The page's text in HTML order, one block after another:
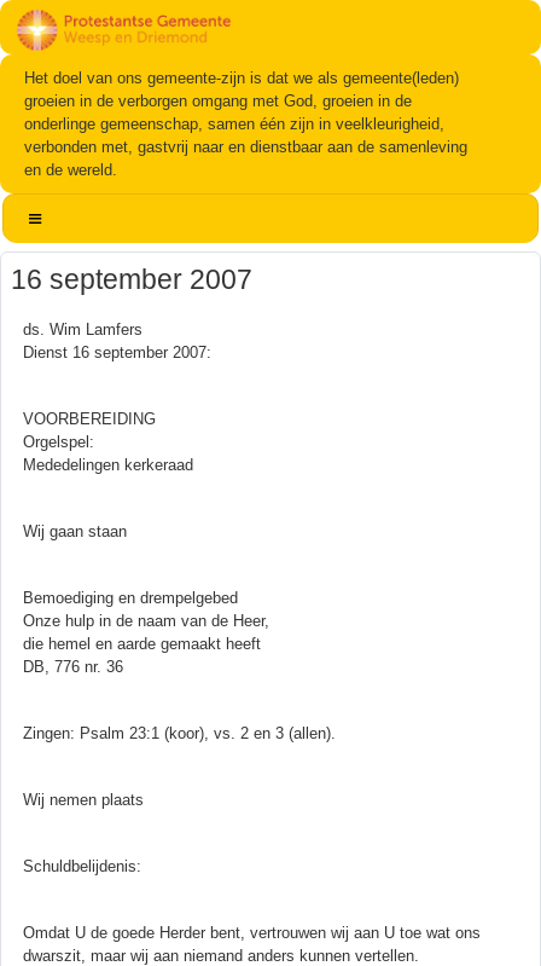
Het doel van ons gemeente-zijn is dat we als gemeente(leden)
groeien in de verborgen omgang met God, groeien in de
onderlinge gemeenschap, samen één zijn in veelkleurigheid,
verbonden met, gastvrij naar en dienstbaar aan de samenleving
en de wereld.
16 september 2007
ds. Wim Lamfers
Dienst 16 september 2007:
VOORBEREIDING
Orgelspel:
Mededelingen kerkeraad
Wij gaan staan
Bemoediging en drempelgebed
Onze hulp in de naam van de Heer,
die hemel en aarde gemaakt heeft
DB, 776 nr. 36
Zingen: Psalm 23:1 (koor), vs. 2 en 3 (allen).
Wij nemen plaats
Schuldbelijdenis:
Omdat U de goede Herder bent, vertrouwen wij aan U toe wat ons
dwarszit, maar wij aan niemand anders kunnen vertellen.